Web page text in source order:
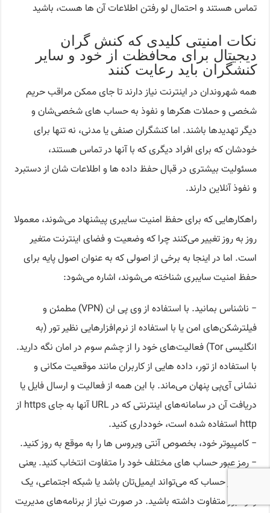
تماس هستند و احتمال لو رفتن اطلاعات آن ها هست، باشید
نکات امنیتی کلیدی که کنش گران
دیجیتال برای محافظت از خود و سایر
کنشگران باید رعایت کنند
همه شهروندان در اینترنت نیاز دارند تا جای ممکن مراقب حریم
شخصی و حملات هکرها و نفوذ به حساب های شخصی‌شان و
دیگر تهدیدها باشند. اما کنشگران صنفی یا مدنی، نه تنها برای
خودشان که برای افراد دیگری که با آنها در تماس هستند،
مسئولیت بیشتری در قبال حفظ داده ها و اطلاعات شان از دستبرد
و نفوذ آنلاین دارند.
راهکارهایی که برای حفظ امنیت سایبری پیشنهاد می‌شوند، معمولا
روز به روز تغییر می‌کنند چرا که وضعیت و فضای اینترنت متغیر
است. اما در اینجا به برخی از اصولی که به عنوان اصول پایه برای
حفظ امنیت سایبری شناخته می‌شوند، اشاره می‌شود:
− ناشناس بمانید. با استفاده از وی پی ان (VPN) مطمئن و
فیلترشکن‌های امن یا با استفاده از نرم‌افزارهایی نظیر تور (به
انگلیسی Tor) فعالیت‌های خود را از چشم سوم در امان نگه دارید.
با استفاده از تور، داده هایی از کاربران مانند موقعیت مکانی و
نشانی آی‌پی پنهان می‌ماند. با این همه از فعالیت و ارسال فایل یا
دریافت آن در سامانه‌های اینترنتی که در URL آنها به جای https از
http استفاده شده است، خودداری کنید.
− کامپیوتر خود، بخصوص آنتی ویروس ها را به موقع به روز کنید.
− رمز عبور حساب های مختلف خود را متفاوت انتخاب کنید. یعنی
برای هر حساب که می‌تواند ایمیل‌تان باشد یا شبکه اجتماعی، یک
رمز عبور متفاوت داشته باشید. در صورت نیاز از برنامه‌های مدیریت